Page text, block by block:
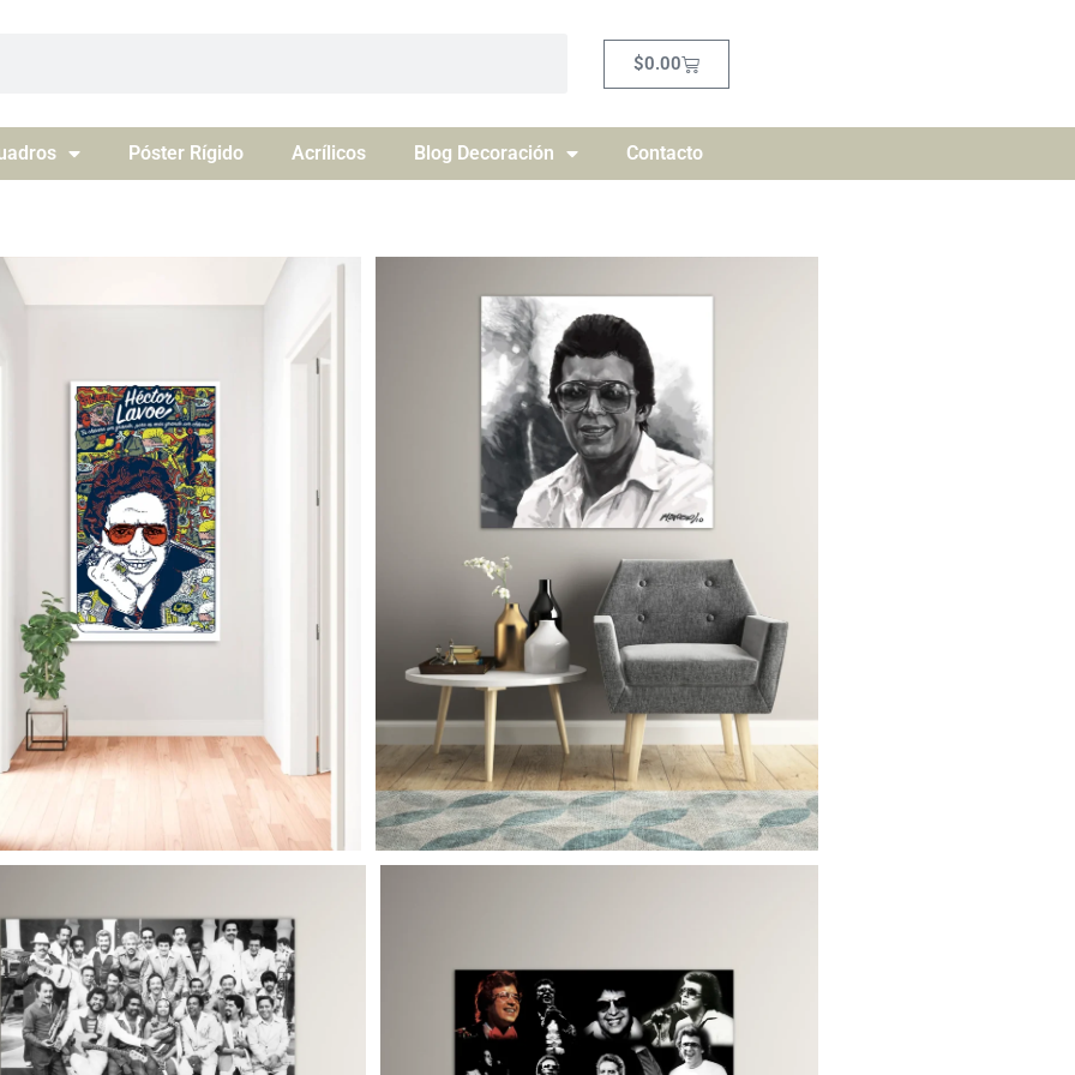
$0.00Carrito
Póster Rígido Acrílicos Blog Decoración Contacto